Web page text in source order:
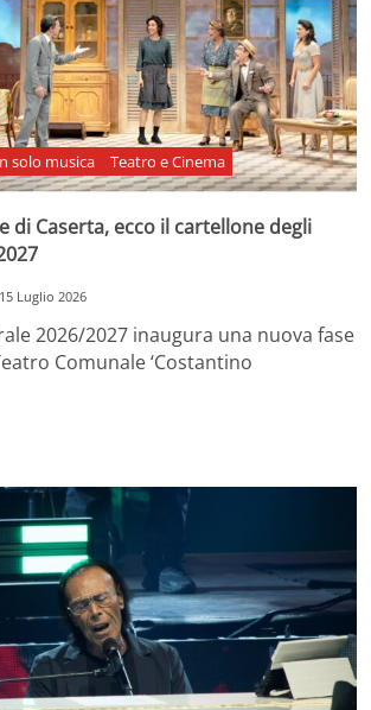
solo musica Teatro e Cinema
di Caserta, ecco il cartellone degli
15 Luglio 2026
2026/2027 inaugura una nuova fase
Comunale ‘Costantino